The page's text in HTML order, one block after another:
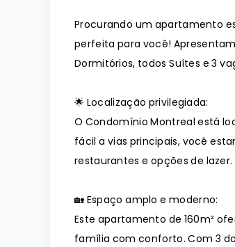
Procurando um apartamento
perfeita para você!
Dormitórios, todos Suítes e 3
🌟 Localização privilegiada:
O Condomínio Montreal está
fácil a vias principais, você
restaurantes e opções de lazer.
🏡 Espaço amplo e moderno:
Este apartamento de 160m²
família com conforto. Com 3